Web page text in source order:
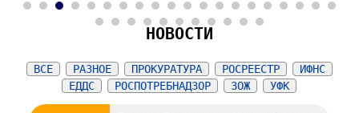
23 24 25 26 27 28 29 30 31
НОВОСТИ
ВСЕ РАЗНОЕ ПРОКУРАТУРА РОСРЕЕСТР
ИФНС
ЕДДС
РОСПОТРЕБНАДЗОР ЗОЖ УФК